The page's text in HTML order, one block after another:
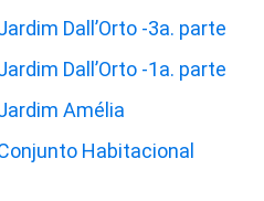
Dall’Orto -3a. parte
Dall’Orto -1a. parte
Amélia
Habitacional